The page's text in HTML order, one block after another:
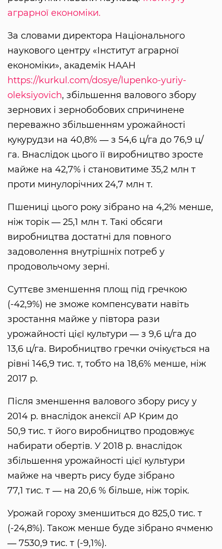
аграрної економіки.
За словами директора Національного
наукового центру «Інститут аграрної
економіки», академік НААН
https://kurkul.com/dosye/lupenko-yuriy-
oleksiyovich, збільшення валового збору
зернових і зернобобових спричинене
переважно збільшенням урожайності
кукурудзи на 40,8% ― з 54,6 ц/га до 76,9 ц/
га. Внаслідок цього її виробництво зросте
майже на 42,7% і становитиме 35,2 млн т
проти минулорічних 24,7 млн т.
Пшениці цього року зібрано на 4,2% менше,
ніж торік ― 25,1 млн т. Такі обсяги
виробництва достатні для повного
задоволення внутрішніх потреб у
продовольчому зерні.
Суттєве зменшення площ під гречкою
(-42,9%) не зможе компенсувати навіть
зростання майже у півтора рази
урожайності цієї культури ― з 9,6 ц/га до
13,6 ц/га. Виробництво гречки очікується на
рівні 146,9 тис. т, тобто на 18,6% менше, ніж
2017 р.
Після зменшення валового збору рису у
2014 р. внаслідок анексії АР Крим до
50,9 тис. т його виробництво продовжує
набирати обертів. У 2018 р. внаслідок
збільшення урожайності цієї культури
майже на чверть рису буде зібрано
77,1 тис. т ― на 20,6 % більше, ніж торік.
Урожай гороху зменшиться до 825,0 тис. т
(-24,8%). Також менше буде зібрано ячменю
― 7530,9 тис. т (-9,1%).